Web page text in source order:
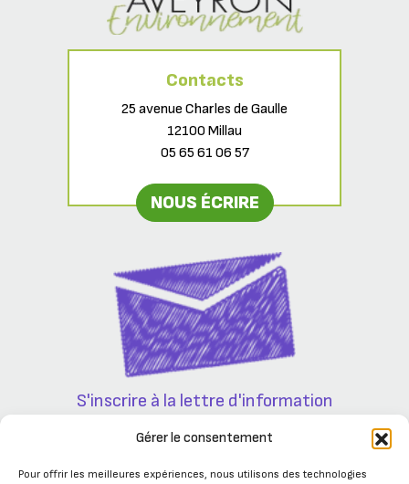
Gérer le consentement
Pour offrir les meilleures expériences, nous utilisons des technologies
Contacts
25 avenue Charles de Gaulle
12100 Millau
05 65 61 06 57
NOUS ÉCRIRE
S'inscrire à la lettre d'information